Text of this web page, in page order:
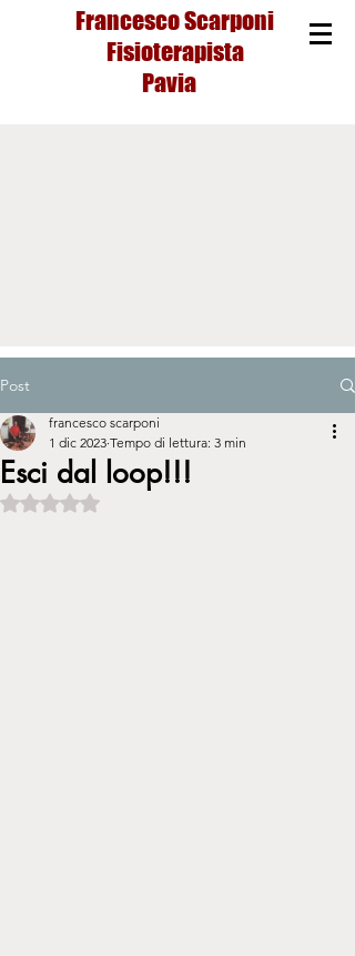
Francesco Scarponi
Fisioterapista
Pavia
Post
Esci dal loop!!!
francesco scarponi
1 dic 2023 Tempo di lettura: 3 min
Valutazione NaN stelle su 5.